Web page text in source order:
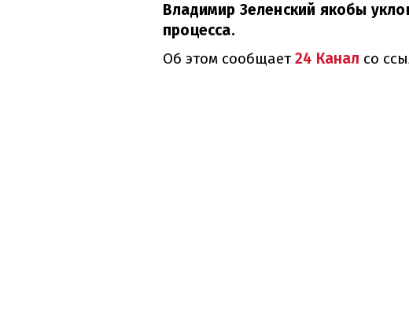
Владимир Зеленский якобы
процесса.
Об этом сообщает24 Канал со